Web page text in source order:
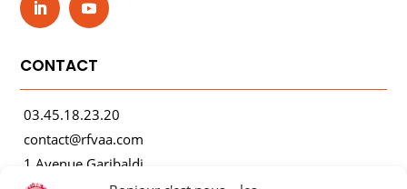
CONTACT
03.45.18.23.20
contact@rfvaa.com
1 Avenue Garibaldi